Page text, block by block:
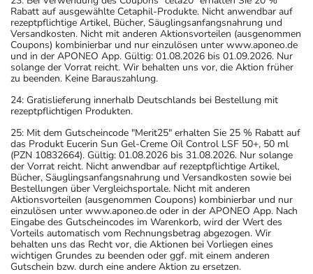
Rabatt auf ausgewählte Cetaphil-Produkte. Nicht anwendbar auf
rezeptpflichtige Artikel, Bücher, Säuglingsanfangsnahrung und
Versandkosten. Nicht mit anderen Aktionsvorteilen (ausgenommen
Coupons) kombinierbar und nur einzulösen unter www.aponeo.de
und in der APONEO App. Gültig: 01.08.2026 bis 01.09.2026. Nur
solange der Vorrat reicht. Wir behalten uns vor, die Aktion früher
zu beenden. Keine Barauszahlung.
24: Gratislieferung innerhalb Deutschlands bei Bestellung mit
rezeptpflichtigen Produkten.
25: Mit dem Gutscheincode "Merit25" erhalten Sie 25 % Rabatt auf
das Produkt Eucerin Sun Gel-Creme Oil Control LSF 50+, 50 ml
(PZN 10832664). Gültig: 01.08.2026 bis 31.08.2026. Nur solange
der Vorrat reicht. Nicht anwendbar auf rezeptpflichtige Artikel,
Bücher, Säuglingsanfangsnahrung und Versandkosten sowie bei
Bestellungen über Vergleichsportale. Nicht mit anderen
Aktionsvorteilen (ausgenommen Coupons) kombinierbar und nur
einzulösen unter www.aponeo.de oder in der APONEO App. Nach
Eingabe des Gutscheincodes im Warenkorb, wird der Wert des
Vorteils automatisch vom Rechnungsbetrag abgezogen. Wir
behalten uns das Recht vor, die Aktionen bei Vorliegen eines
wichtigen Grundes zu beenden oder ggf. mit einem anderen
Gutschein bzw. durch eine andere Aktion zu ersetzen.